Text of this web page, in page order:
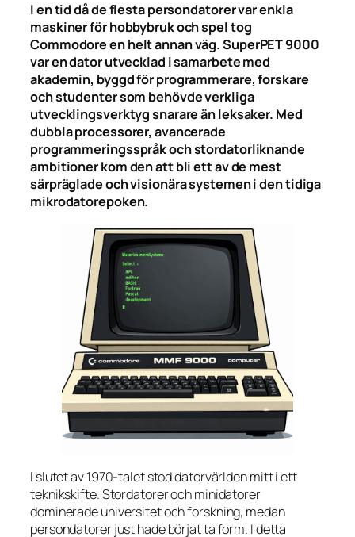
I en tid då de flesta persondatorer var enkla
maskiner för hobbybruk och spel tog
Commodore en helt annan väg. SuperPET 9000
var en dator utvecklad i samarbete med
akademin, byggd för programmerare, forskare
och studenter som behövde verkliga
utvecklingsverktyg snarare än leksaker. Med
dubbla processorer, avancerade
programmeringsspråk och stordatorliknande
ambitioner kom den att bli ett av de mest
särpräglade och visionära systemen i den tidiga
mikrodatorepoken.
I slutet av 1970-talet stod datorvärlden mitt i ett
teknikskifte. Stordatorer och minidatorer
dominerade universitet och forskning, medan
persondatorer just hade börjat ta form. I detta